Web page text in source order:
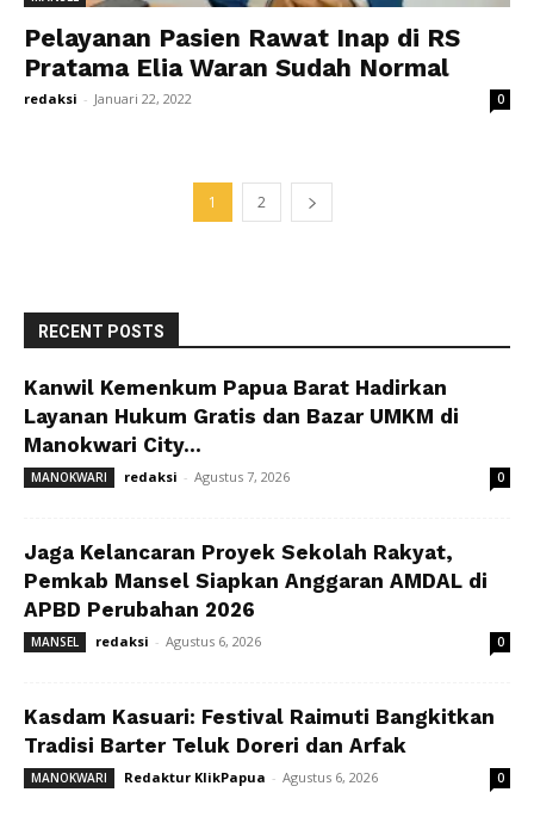
Pelayanan Pasien Rawat Inap di RS
Pratama Elia Waran Sudah Normal
redaksi - Januari 22, 2022 0
1 2
RECENT POSTS
Kanwil Kemenkum Papua Barat Hadirkan
Layanan Hukum Gratis dan Bazar UMKM di
Manokwari City...
MANOKWARI redaksi - Agustus 7, 2026 0
Jaga Kelancaran Proyek Sekolah Rakyat,
Pemkab Mansel Siapkan Anggaran AMDAL di
APBD Perubahan 2026
MANSEL redaksi - Agustus 6, 2026 0
Kasdam Kasuari: Festival Raimuti Bangkitkan
Tradisi Barter Teluk Doreri dan Arfak
MANOKWARI Redaktur KlikPapua - Agustus 6, 2026 0